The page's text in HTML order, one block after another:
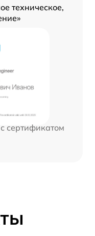
техническое,
сертификатом